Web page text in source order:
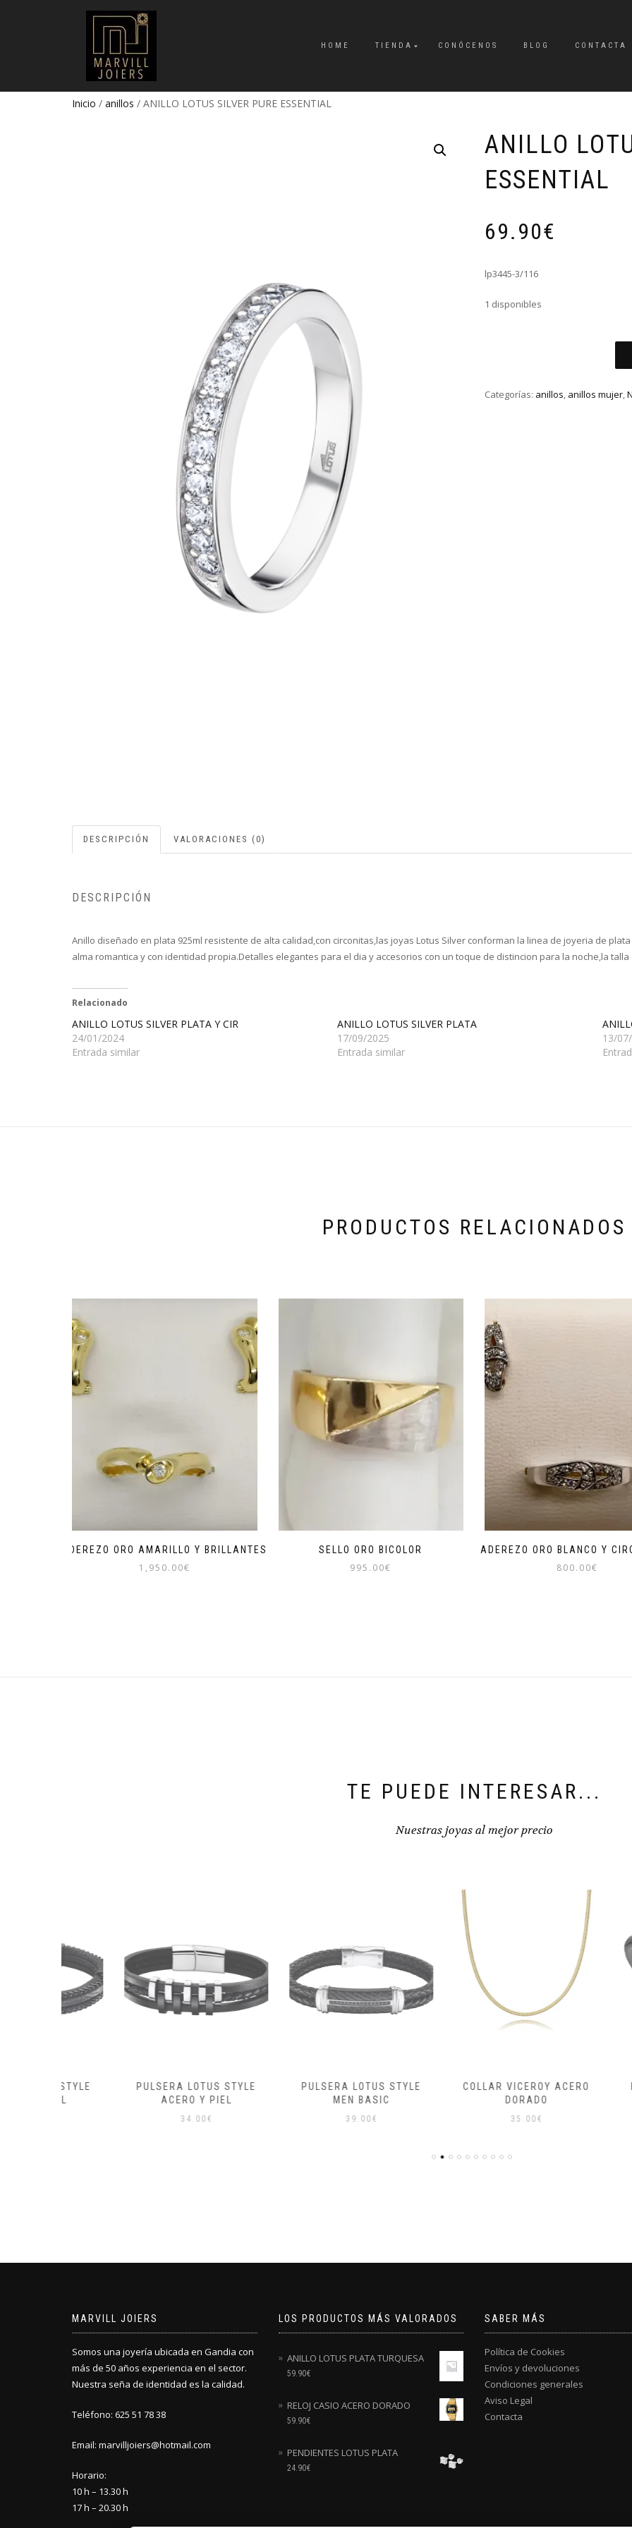
HOME TIENDA CONÓCENOS BLOG CONTACTA
Inicio / anillos / ANILLO LOTUS SILVER PURE ESSENTIAL
ANILLO
ESSENTIAL
69.90€
lp3445-3/116
1 disponibles
PURE
Categorías: anillos, anillos mujer,
DESCRIPCIÓN VALORACIONES (0)
DESCRIPCIÓN
Anillo diseñado en plata 925ml resistente de alta calidad,con circonitas,las joyas Lotus Silver conforman la linea de joyeria de
alma romantica y con identidad propia.Detalles elegantes para el dia y accesorios con un toque de distincion para la noche,la talla
Relacionado
ANILLO LOTUS SILVER PLATA Y CIR
24/01/2024
Entrada similar
ANILLO LOTUS SILVER PLATA
17/09/2025
Entrada similar
13/
PRODUCTOS RELACIONADOS
ADEREZO ORO AMARILLO Y BRILLANTES
1,950.00€
SELLO ORO BICOLOR
995.00€
ADEREZO ORO BLANCO Y
800.00€
TE PUEDE INTERESAR...
Nuestras joyas al mejor precio
PULSERA LOTUS STYLE
ACERO Y PIEL
PULSERA LOTUS STYLE
MEN BASIC
COLLAR VICEROY ACERO
PULSERA
MARVILL JOIERS
Somos una joyería ubicada en Gandia con
más de 50 años experiencia en el sector.
Nuestra seña de identidad es la calidad.
Teléfono: 625 51 78 38
Email: marvilljoiers@hotmail.com
Horario:
10 h – 13.30 h
17 h – 20.30 h
LOS PRODUCTOS MÁS VALORADOS
ANILLO LOTUS PLATA TURQUESA
59.90€
RELOJ CASIO ACERO DORADO
59.90€
PENDIENTES LOTUS PLATA
24.90€
SABER MÁS
Política de Cookies
Envíos y devoluciones
Condiciones generales
Aviso Legal
Contacta